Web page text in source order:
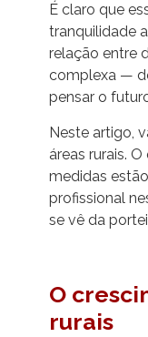
É claro que
tranquilidade
relação entre
complexa —
pensar o
Neste artigo,
áreas rurais.
medidas
profissional
se vê da
O
rurais